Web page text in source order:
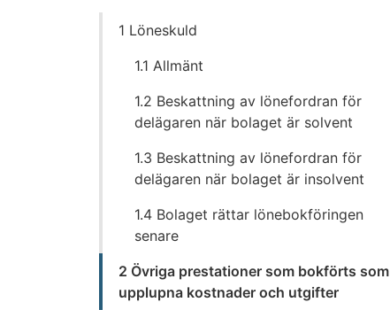
1 Löneskuld
1.1 Allmänt
1.2 Beskattning av lönefordran för
delägaren när bolaget är solvent
1.3 Beskattning av lönefordran för
delägaren när bolaget är insolvent
1.4 Bolaget rättar lönebokföringen
senare
2 Övriga prestationer som bokförts som
upplupna kostnader och utgifter